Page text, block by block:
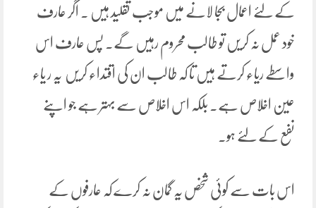
کے لئے اعمال بجا لانے میں موجب تقلید ہیں ۔ اگر عارف
خود عمل نہ کریں تو طالب محروم رہیں گے۔ پس عارف اس
واسطے ریاء کرتے ہیں تا کہ طالب ان کی اقتداء کریں یہ ر یاء
عین اخلاص ہے۔ بلکہ اس اخلاص سے بہتر ہے جو اپنے
نفع کے لئے ہو۔
اس بات سے کوئی شخص یہ گمان نہ کرے کہ عارفوں کے